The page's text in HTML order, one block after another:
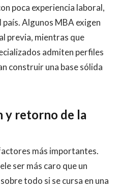
poca experiencia laboral,
Algunos MBA exigen
previa, mientras que
admiten perfiles
construir una base sólida
y retorno de la
más importantes.
ser más caro que un
todo si se cursa en una